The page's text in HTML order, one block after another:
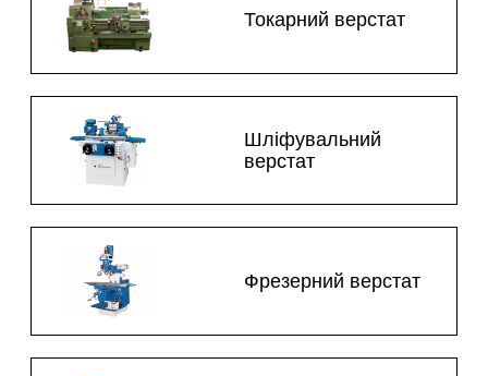
Токарний верстат
Шліфувальний
верстат
Фрезерний верстат